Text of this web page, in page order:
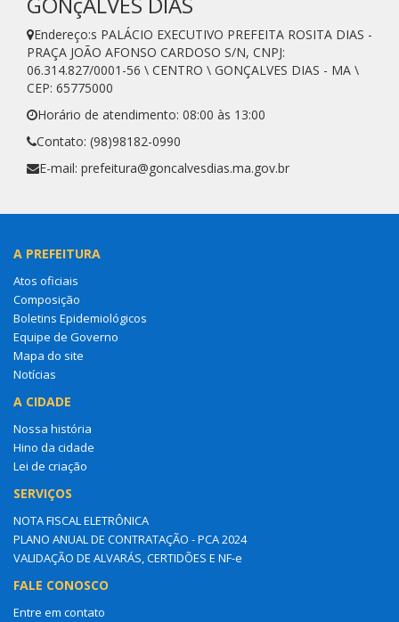
Endereço:s PALÁCIO EXECUTIVO PREFEITA ROSITA DIAS -
PRAÇA JOÃO AFONSO CARDOSO S/N, CNPJ:
06.314.827/0001-56 \ CENTRO \ GONÇALVES DIAS - MA \
CEP: 65775000
Horário de atendimento: 08:00 às 13:00
Contato: (98)98182-0990
E-mail: prefeitura@goncalvesdias.ma.gov.br
A PREFEITURA
Atos oficiais
Composição
Boletins Epidemiológicos
Equipe de Governo
Mapa do site
Notícias
A CIDADE
Nossa história
Hino da cidade
Lei de criação
SERVIÇOS
NOTA FISCAL ELETRÔNICA
PLANO ANUAL DE CONTRATAÇÃO - PCA 2024
VALIDAÇÃO DE ALVARÁS, CERTIDÕES E NF-e
FALE CONOSCO
Entre em contato